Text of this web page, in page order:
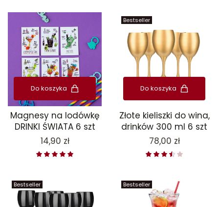
Do koszyka
Magnesy na lodówkę
DRINKI ŚWIATA 6 szt
Cena
14,90 zł
Bestseller
Do koszyka
Złote kieliszki do wina,
drinków 300 ml 6 szt
Cena
78,00 zł
Bestseller Bestseller